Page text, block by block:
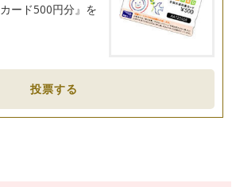
ード500円分』を
投票する